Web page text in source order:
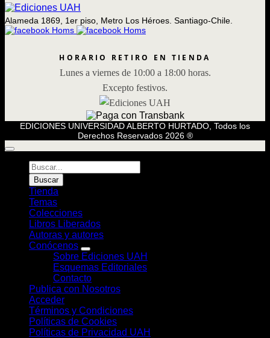
Alameda 1869, 1er piso, Metro Los Héroes. Santiago-Chile.
HORARIO RETIRO EN TIENDA
Lunes a viernes de 10:00 a 18:00 horas.
Excepto festivos.
EDICIONES UNIVERSIDAD ALBERTO HURTADO, Todos los
Derechos Reservados 2026 ®
Búsqueda
de
Libros
Buscar
Tienda
Temas
Colecciones
Libros Liberados
Autoras y autores
Conócenos
Sobre Ediciones UAH
Esquemas Editoriales
Contacto
Publica con Nosotros
Acceder
Términos y Condiciones
Políticas de Cookies
Políticas de Privacidad UAH